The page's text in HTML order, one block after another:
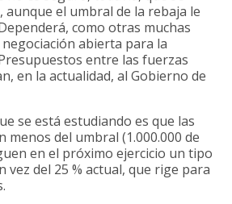
aunque el umbral de la rebaja le
como otras muchas
abierta para la
entre las fuerzas
en la actualidad, al Gobierno de
se está estudiando es que las
menos del umbral (1.000.000 de
en el próximo ejercicio un tipo
vez del 25 % actual, que rige para